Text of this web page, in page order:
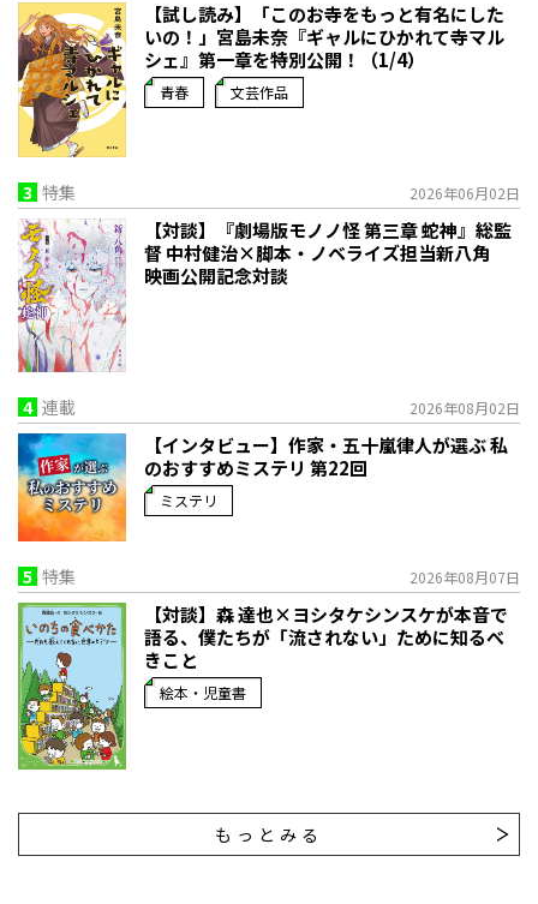
【試し読み】「このお寺をもっと有名にした
いの！」宮島未奈『ギャルにひかれて寺マル
シェ』第一章を特別公開！（1/4）
青春 文芸作品
3 特集 2026年06月02日
【対談】『劇場版モノノ怪 第三章 蛇神』総監
督 中村健治×脚本・ノベライズ担当新八角
映画公開記念対談
4 連載 2026年08月02日
【インタビュー】作家・五十嵐律人が選ぶ 私
のおすすめミステリ 第22回
ミステリ
5 特集 2026年08月07日
【対談】森 達也×ヨシタケシンスケが本音で
語る、僕たちが「流されない」ために知るべ
きこと
絵本・児童書
もっとみる